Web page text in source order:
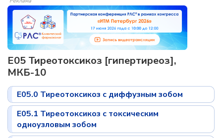
E05 Тиреотоксикоз [гипертиреоз],
МКБ-10
E05.0 Тиреотоксикоз с диффузным зобом
E05.1 Тиреотоксикоз с токсическим
одноузловым зобом